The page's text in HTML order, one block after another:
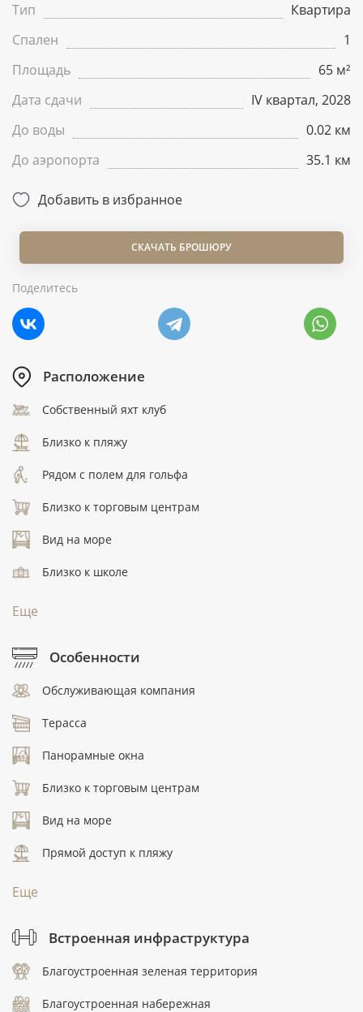
Тип
Квартира
Спален
1
Площадь
65 м²
Дата сдачи
IV квартал, 2028
До воды
0.02 км
До аэропорта
35.1 км
Добавить в избранное
СКАЧАТЬ БРОШЮРУ
Поделитесь
Расположение
Собственный яхт клуб
Близко к пляжу
Рядом с полем для гольфа
Близко к торговым центрам
Вид на море
Близко к школе
Еще
Особенности
Обслуживающая компания
Терасса
Панорамные окна
Близко к торговым центрам
Вид на море
Прямой доступ к пляжу
Еще
Встроенная инфраструктура
Благоустроенная зеленая территория
Благоустроенная набережная